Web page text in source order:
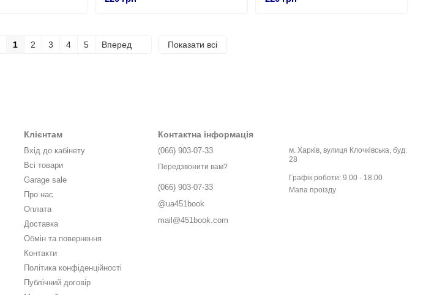
1 2 3 4 5 Вперед Показати всі
Клієнтам
Вхід до кабінету
Всі товари
Garage sale
Про нас
Оплата
Доставка
Обмін та повернення
Контакти
Політика конфіденційності
Публічний договір
Контактна інформація
(066) 903-07-33
Передзвонити вам?
(066) 903-07-33
@ua451book
mail@451book.com
м. Харків, вулиця Клочківська, буд.
28
Графік роботи: 9.00 - 18.00
Мапа проїзду